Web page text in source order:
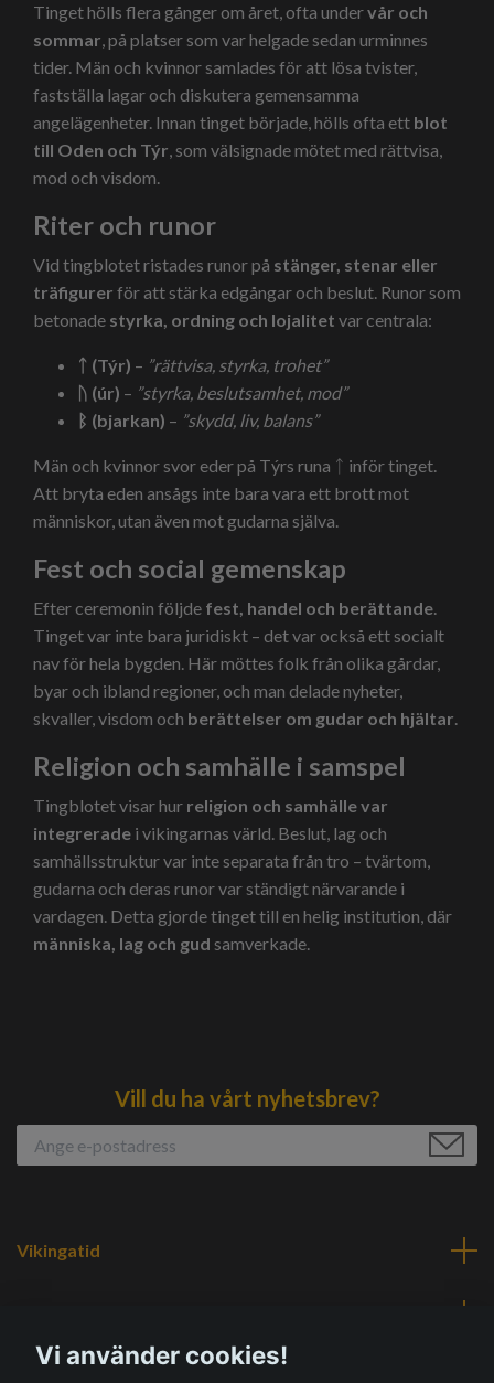
Tinget hölls flera gånger om året, ofta undervår och
sommar, på platser som var helgade sedan urminnes
tider. Män och kvinnor samlades för att lösa tvister,
fastställa lagar och diskutera gemensamma
angelägenheter. Innan tinget började, hölls ofta ett blot
till Oden och Týr, som välsignade mötet med rättvisa,
mod och visdom.
Riter och runor
Vid tingblotet ristades runor på stänger, stenar eller
träfigurer för att stärka edgångar och beslut. Runor som
betonade styrka, ordning och lojalitet var centrala:
ᛏ (Týr) – ”rättvisa, styrka, trohet”
ᚢ (úr) – ”styrka, beslutsamhet, mod”
ᛒ (bjarkan) – ”skydd, liv, balans”
Män och kvinnor svor eder på Týrs runa ᛏ inför tinget.
Att bryta eden ansågs inte bara vara ett brott mot
människor, utan även mot gudarna själva.
Fest och social gemenskap
Efter ceremonin följde fest, handel och berättande.
Tinget var inte bara juridiskt – det var också ett socialt
nav för hela bygden. Här möttes folk från olika gårdar,
byar och ibland regioner, och man delade nyheter,
skvaller, visdom och berättelser om gudar och hjältar.
Religion och samhälle i samspel
Tingblotet visar hur religion och samhälle var
integrerade i vikingarnas värld. Beslut, lag och
samhällsstruktur var inte separata från tro – tvärtom,
gudarna och deras runor var ständigt närvarande i
vardagen. Detta gjorde tinget till en helig institution, där
människa, lag och gud samverkade.
Vill du ha vårt nyhetsbrev?
Vikingatid
Vi använder cookies!